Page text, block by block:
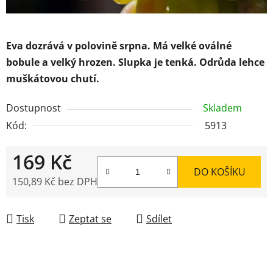
Eva dozrává v polovině srpna. Má velké oválné
bobule a velký hrozen. Slupka je tenká. Odrůda lehce
muškátovou chutí.
Dostupnost
Skladem
Kód:
5913
169 Kč
150,89 Kč bez DPH
DO KOŠÍKU
Tisk Zeptat se Sdílet